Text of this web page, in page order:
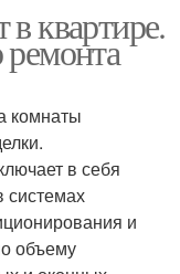
квартире.
комнаты
в себя
системах
и
объему